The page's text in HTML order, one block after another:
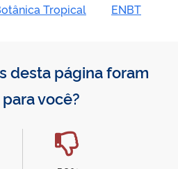
Tropical
ENBT
desta página foram
você?